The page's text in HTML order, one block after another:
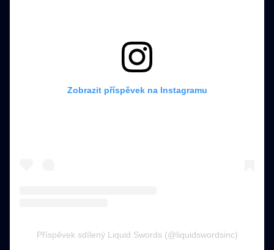
Zobrazit příspěvek na Instagramu
Příspěvek sdílený Liquid Swords (@liquidswordsinc)